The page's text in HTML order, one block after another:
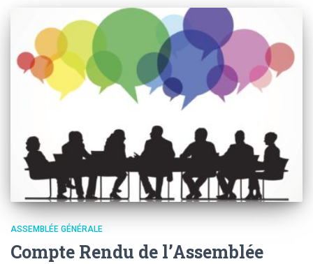
ASSEMBLÉE GÉNÉRALE
Compte Rendu de l’Assemblée